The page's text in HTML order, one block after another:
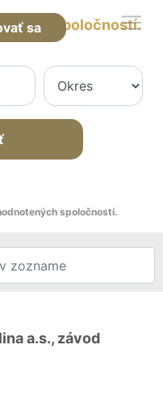
sa spoločností.
spoločností.
a.s., závod